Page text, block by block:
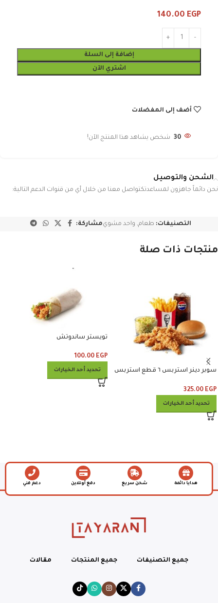
140.00 EGP
إضافة إلى السلة
اشتري الآن
أضف إلى المفضلات
30 شخص يشاهد هذا المنتج الآن!
الشحن والتوصيل
نحن دائماً جاهزون لمساعدتكتواصل معنا من خلال أي من قنوات الدعم التالية:
التصنيفات: طعام, واحد مشويمشاركة:
منتجات ذات صلة
سوبر دينر استربس ٦ قطع استربس
325.00 EGP
تحديد أحد الخيارات
تويستر ساندوتش
100.00 EGP
تحديد أحد الخيارات
هدايا دائمة شحن سريع دفع أونلاين دعم فني
جميع التصنيفات جميع المنتجات مقالات